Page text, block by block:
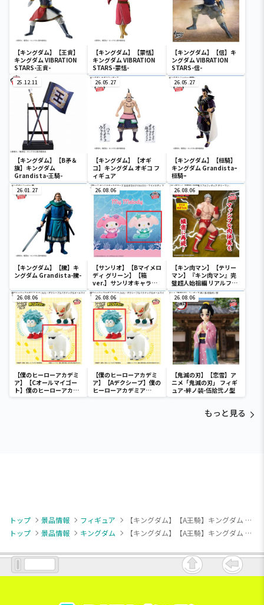
【キングダム】【王賁】
キングダム VIBRATION
STARS-王賁-
【キングダム】【蒙恬】
キングダム VIBRATION
STARS-蒙恬-
【キングダム】【信】キ
ングダム VIBRATION
STARS-信-
25.12.11
【キングダム】【B矛＆
旗】キングダム
Grandista-王騎-
26.05.27
【キングダム】【オギ
コ】キングダム オギコ フ
ィギュア
26.05.27
【キングダム】【桓騎】
キングダム Grandistaｰ
桓騎ｰ
26.01.27
【キングダム】【騰】キ
ングダム Grandista-騰-
26.08.06
【サンリオ】【Bマイメロ
ディ グリーン】【箱
ver.】サンリオキャラク
ターズ おおきな
SOFVIMATES～マイメロ
ディ マーメイドver. ～
26.08.06
【キン肉マン】【テリー
マン】『キン肉マン』完
璧超人始祖編 リアルフィ
ギュア-テリーマン-
26.08.06
【僕のヒーローアカデミ
ア】【Cオールマイゴー
ト】僕のヒーローアカデ
ミア Fluffy Puffy～デク
26.08.06
【僕のヒーローアカデミ
ア】【Aデクシープ】僕の
ヒーローアカデミア
Fluffy Puffy～デクシー
26.08.06
【鬼滅の刃】【恋雪】ア
ニメ「鬼滅の刃」 フィギ
ュア-絆ノ装-伍拾弐ノ型
もっと見る
トップ 景品情報 フィギュア
【キングダム】【A王騎】キングダム Grandista-王騎-
トップ
景品情報 キングダム 【キングダム】【A王騎】キングダム Grandista-王騎-